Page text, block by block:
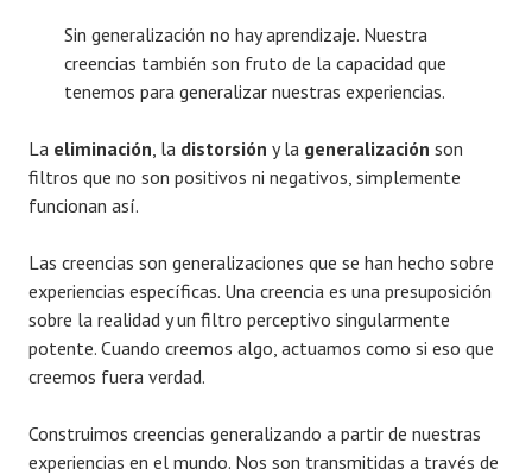
Sin generalización no hay aprendizaje. Nuestra
creencias también son fruto de la capacidad que
tenemos para generalizar nuestras experiencias.
La eliminación , la distorsión y la generalización son
filtros que no son positivos ni negativos, simplemente
funcionan así.
Las creencias son generalizaciones que se han hecho sobre
experiencias específicas. Una creencia es una presuposición
sobre la realidad y un filtro perceptivo singularmente
potente. Cuando creemos algo, actuamos como si eso que
creemos fuera verdad.
Construimos creencias generalizando a partir de nuestras
experiencias en el mundo. Nos son transmitidas a través de